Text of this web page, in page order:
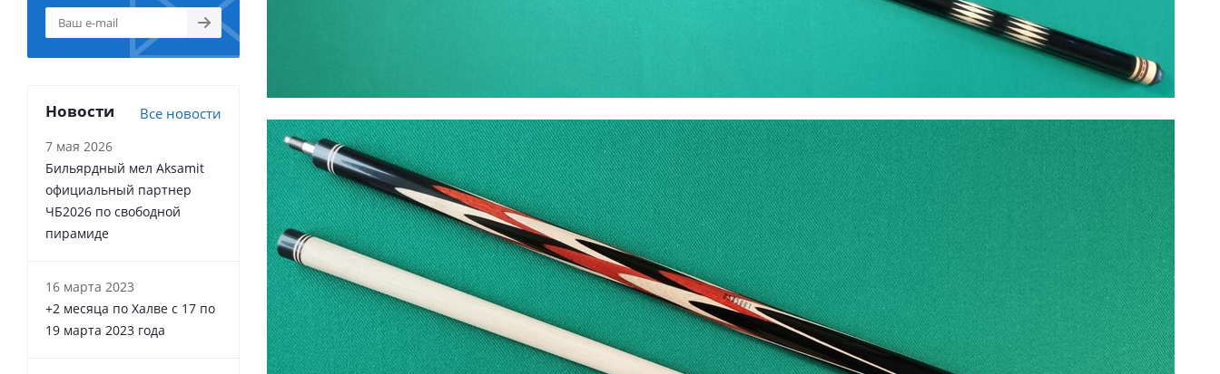
Новости Все новости
7 мая 2026
Бильярдный мел Aksamit
официальный партнер
ЧБ2026 по свободной
пирамиде
16 марта 2023
+2 месяца по Халве с 17 по
19 марта 2023 года